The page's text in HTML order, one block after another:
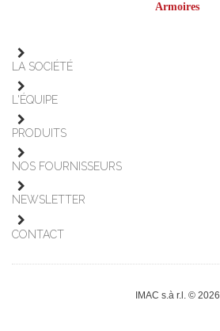
Armoires
LA SOCIÉTÉ
L'ÉQUIPE
PRODUITS
NOS FOURNISSEURS
NEWSLETTER
CONTACT
IMAC s.à r.l. © 2026